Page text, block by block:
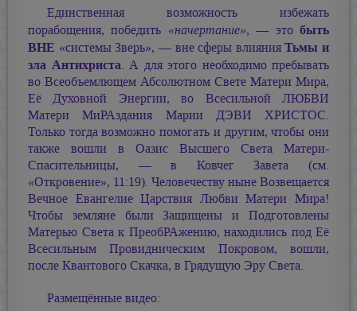
Единственная возможность избежать
порабощения, победить «начертание», — этобыть
ВНЕ «системы Зверь», — вне сферы влиянияТьмы и
зла Антихриста. А для этого необходимо пребывать
во Всеобъемлющем Абсолютном Свете Матери Мира,
Её Духовной Энергии, во Всесильной ЛЮБВИ
Матери МиРАздания Марии ДЭВИ ХРИСТОС.
Только тогда возможно помогать и другим, чтобы они
также вошли в Оазис Высшего Света Матери-
Спасительницы, — в Ковчег Завета (см.
«Откровение», 11:19). Человечеству ныне Возвещается
Вечное Евангелие Царствия Любви Матери Мира!
Чтобы земляне были Защищены и Подготовлены
Матерью Света к ПреобРАжению, находились под Её
Всесильным Провидническим Покровом, вошли,
после Квантового Скачка, в Грядущую Эру Света.
Размещённые видео: